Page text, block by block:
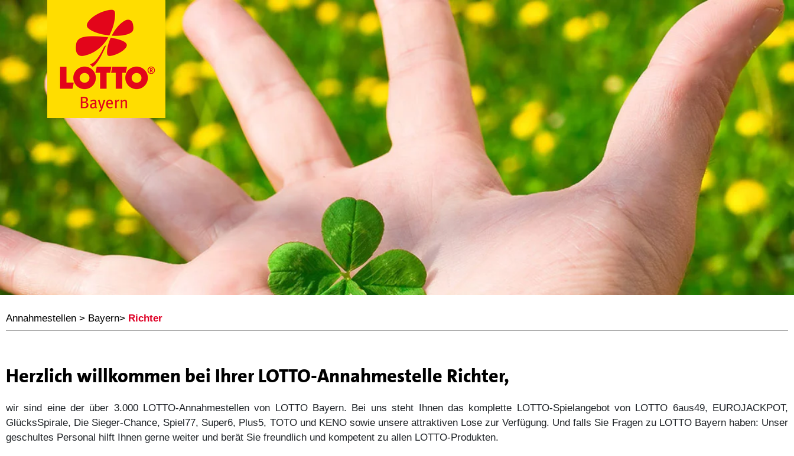
Annahmestellen > Bayern> Richter
Herzlich willkommen bei Ihrer LOTTO-Annahmestelle Richter,
wir sind eine der über 3.000 LOTTO-Annahmestellen von LOTTO Bayern. Bei uns steht Ihnen das komplette LOTTO-Spielangebot von LOTTO 6aus49, EUROJACKPOT,
GlücksSpirale, Die Sieger-Chance, Spiel77, Super6, Plus5, TOTO und KENO sowie unsere attraktiven Lose zur Verfügung. Und falls Sie Fragen zu LOTTO Bayern haben: Unser
geschultes Personal hilft Ihnen gerne weiter und berät Sie freundlich und kompetent zu allen LOTTO-Produkten.